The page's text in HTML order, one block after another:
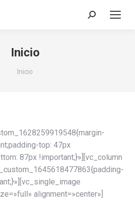
Buscar:
Inicio
Estás aquí:
Inicio
top: 47px
87px !important;}»][vc_column
alignment=»center»]